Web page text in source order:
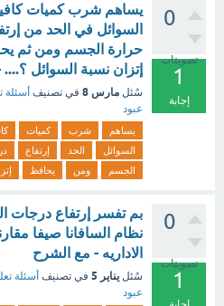
0
تصويتات
1
إجابة
يساهم شرب كميات
السوائل في الحد من
حرارة الجسم ومن ثم
إتزان نسبة السوائل
سُئل مارس 8 في تصنيف أسئلة
عبود
يساهم شرب كميات
السوائل
الحد إرتفاع
الجسم
ومن يحافظ
0
تصويتات
1
بم تفسر إرتفاع درجات
نظام السافانا صيفا
الاداريه - مع الشرح
سُئل يناير 5 في تصنيف أسئلة
عبود